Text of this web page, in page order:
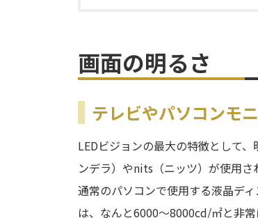
画面の明るさ
テレビやパソコンモ
LEDビジョンの最大の特徴として
ンデラ）やnits（ニッツ）が使用さ
通常のパソコンで使用する液晶デ
は、なんと6000～8000cd/㎡と非常